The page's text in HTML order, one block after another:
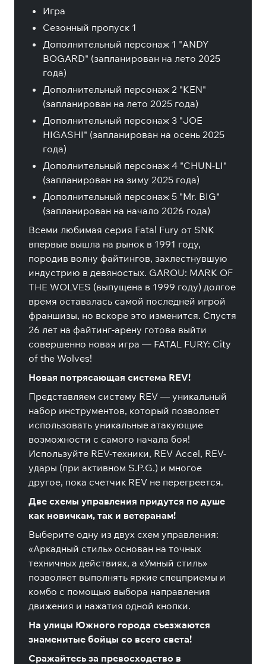
Игра
Сезонный пропуск 1
Дополнительный персонаж 1 "ANDY
BOGARD" (запланирован на лето 2025
года)
Дополнительный персонаж 2 "KEN"
(запланирован на лето 2025 года)
Дополнительный персонаж 3 "JOE
HIGASHI" (запланирован на осень 2025
года)
Дополнительный персонаж 4 "CHUN-LI"
(запланирован на зиму 2025 года)
Дополнительный персонаж 5 "Mr. BIG"
(запланирован на начало 2026 года)
Всеми любимая серия Fatal Fury от SNK
впервые вышла на рынок в 1991 году,
породив волну файтингов, захлестнувшую
индустрию в девяностых. GAROU: MARK OF
THE WOLVES (выпущена в 1999 году) долгое
время оставалась самой последней игрой
франшизы, но вскоре это изменится. Спустя
26 лет на файтинг-арену готова выйти
совершенно новая игра — FATAL FURY: City
of the Wolves!
Новая потрясающая система REV!
Представляем систему REV — уникальный
набор инструментов, который позволяет
использовать уникальные атакующие
возможности с самого начала боя!
Используйте REV-техники, REV Accel, REV-
удары (при активном S.P.G.) и многое
другое, пока счетчик REV не перегреется.
Две схемы управления придутся по душе
как новичкам, так и ветеранам!
Выберите одну из двух схем управления:
«Аркадный стиль» основан на точных
техничных действиях, а «Умный стиль»
позволяет выполнять яркие спецприемы и
комбо с помощью выбора направления
движения и нажатия одной кнопки.
На улицы Южного города съезжаются
знаменитые бойцы со всего света!
Сражайтесь за превосходство в